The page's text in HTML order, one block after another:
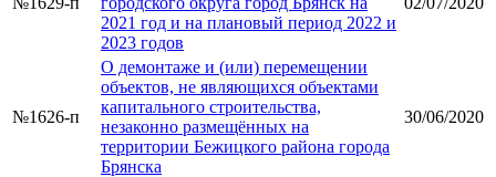
2021 год и на плановый период 2022 и
2023 годов
№1626-п
О демонтаже и (или) перемещении
объектов, не являющихся объектами
капитального строительства,
незаконно размещённых на
территории Бежицкого района города
Брянска
30/06/2020